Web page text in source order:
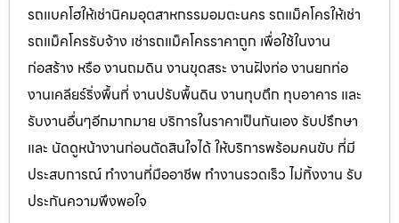
รถแบคโฮให้เช่านิคมอุตสาหกรรมอมตะนคร รถแม็คโครให้เช่า
รถแม็คโครรับจ้าง เช่ารถแม็คโครราคาถูก เพื่อใช้ในงาน
ก่อสร้าง หรือ งานถมดิน งานขุดสระ งานฝังท่อ งานยกท่อ
งานเคลียร์ริ่งพื้นที่ งานปรับพื้นดิน งานทุบตึก ทุบอาคาร และ
รับงานอื่นๆอีกมากมาย บริการในราคาเป็นกันเอง รับปรึกษา
และ นัดดูหน้างานก่อนตัดสินใจได้ ให้บริการพร้อมคนขับ ที่มี
ประสบการณ์ ทำงานที่มืออาชีพ ทำงานรวดเร็ว ไม่ทิ้งงาน รับ
ประกันความพึงพอใจ